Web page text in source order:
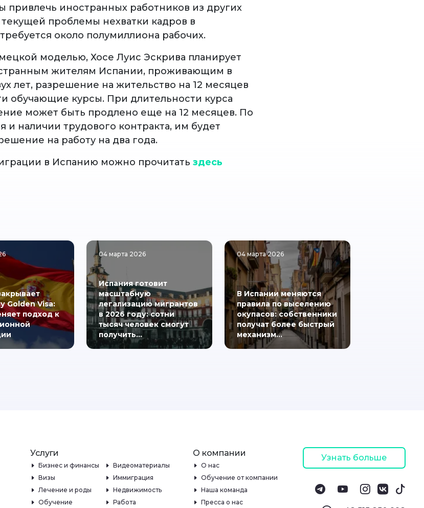
привлечь иностранных работников из других
проблемы нехватки кадров в
около полумиллиона рабочих.
моделью, Хосе Луис Эскрива планирует
жителям Испании, проживающим в
лет, разрешение на жительство на 12 месяцев
обучающие курсы. При длительности курса
может быть продлено еще на 12 месяцев. По
и наличии трудового контракта, им будет
на работу на два года.
в Испанию можно прочитать здесь
Golden Visa:
подход к
04 марта 2026
Испания готовит
масштабную
легализацию мигрантов
в 2026 году: сотни
тысяч человек смогут
получить…
04 марта 2026
В Испании меняются
правила по выселению
окупасов: собственники
получат более быстрый
механизм…
Услуги
Бизнес и финансы
Видеоматериалы
Визы
Иммиграция
Лечение и роды
Недвижимость
Обучение
Работа
О компании
О нас
Обучение от компании
Наша команда
Пресса о нас
Узнать больше